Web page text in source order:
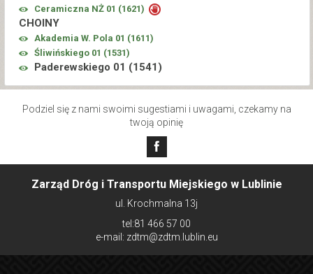
Ceramiczna NŻ 01 (1621)
CHOINY
Akademia W. Pola 01 (1611)
Śliwińskiego 01 (1531)
Paderewskiego 01 (1541 )
Podziel się z nami swoimi sugestiami i uwagami, czekamy na
twoją opinię
Zarząd Dróg i Transportu Miejskiego w Lublinie
ul. Krochmalna 13j
tel:81 466 57 00
e-mail: zdtm@zdtm.lublin.eu